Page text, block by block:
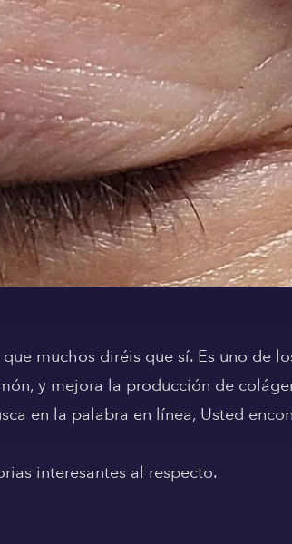
muchos diréis que sí. Es uno de
y mejora la producción de
en la palabra en línea, Usted
interesantes al respecto.